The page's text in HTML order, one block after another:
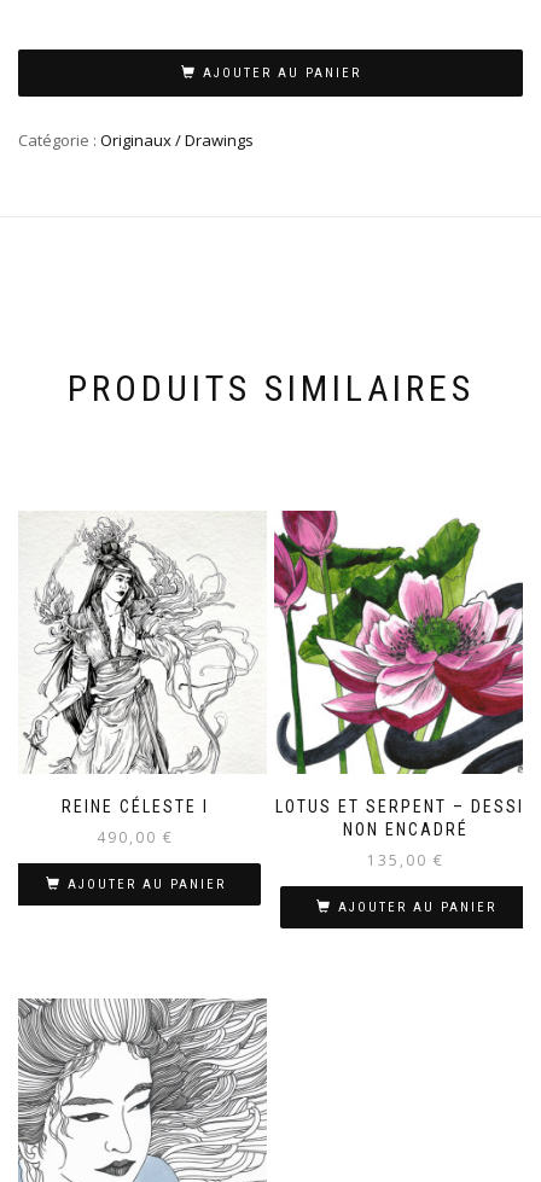
AJOUTER AU PANIER
Catégorie : Originaux / Drawings
PRODUITS SIMILAIRES
REINE CÉLESTE I
490,00 €
AJOUTER AU PANIER
LOTUS ET SERPENT – DESSIN
NON ENCADRÉ
135,00 €
AJOUTER AU PANIER